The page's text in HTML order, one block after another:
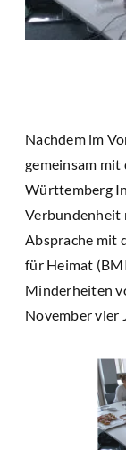
Nachdem im
gemeinsam
Württemberg
Verbundenheit
Absprache mit
für Heimat
Minderheiten
November vier